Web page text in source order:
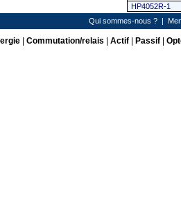
HP4052R-1
Qui sommes-nous ? |
| Commutation/relais Actif| Passif|